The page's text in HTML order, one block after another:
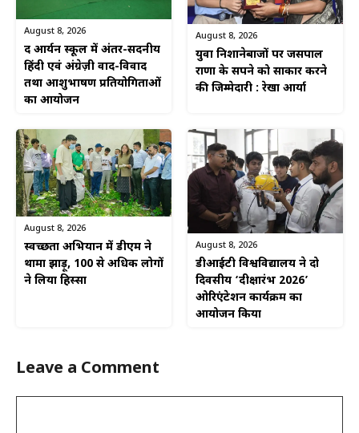
August 8, 2026
द आर्यन स्कूल में अंतर-सदनीय
हिंदी एवं अंग्रेज़ी वाद-विवाद
तथा आशुभाषण प्रतियोगिताओं
का आयोजन
August 8, 2026
युवा निशानेबाजों पर जसपाल
राणा के सपने को साकार करने
की जिम्मेदारी : रेखा आर्या
August 8, 2026
स्वच्छता अभियान में डीएम ने
थामा झाड़ू, 100 से अधिक लोगों
ने लिया हिस्सा
August 8, 2026
डीआईटी विश्वविद्यालय ने दो
दिवसीय ‘दीक्षारंभ 2026’
ओरिएंटेशन कार्यक्रम का
आयोजन किया
Leave a Comment